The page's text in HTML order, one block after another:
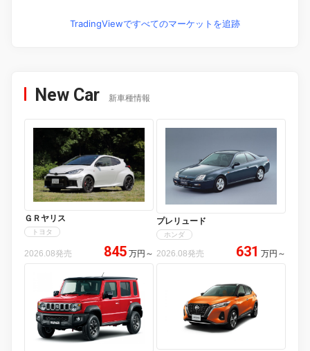
TradingViewですべてのマーケットを追跡
New Car 新車種情報
ＧＲヤリス
トヨタ
2026.08発売 845 万円 ～
プレリュード
ホンダ
2026.08発売 631 万円 ～